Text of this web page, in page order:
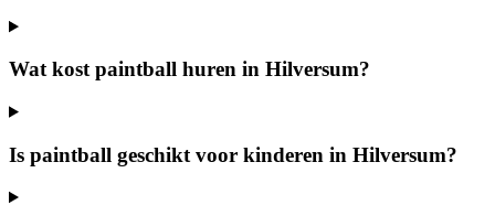
Wat kost paintball huren in Hilversum?
Is paintball geschikt voor kinderen in Hilversum?